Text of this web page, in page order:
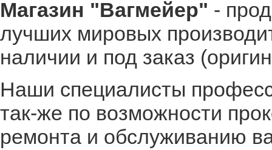
Магазин "Вагмейер" -
лучших мировых
наличии и под заказ
Наши специалисты
так-же по возможности
ремонта и обслуживанию